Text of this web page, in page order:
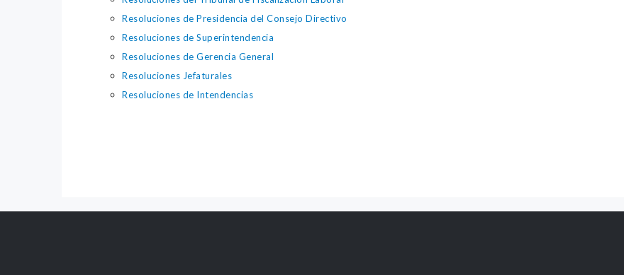
Resoluciones de Presidencia del Consejo Directivo
Resoluciones de Superintendencia
Resoluciones de Gerencia General
Resoluciones Jefaturales
Resoluciones de Intendencias